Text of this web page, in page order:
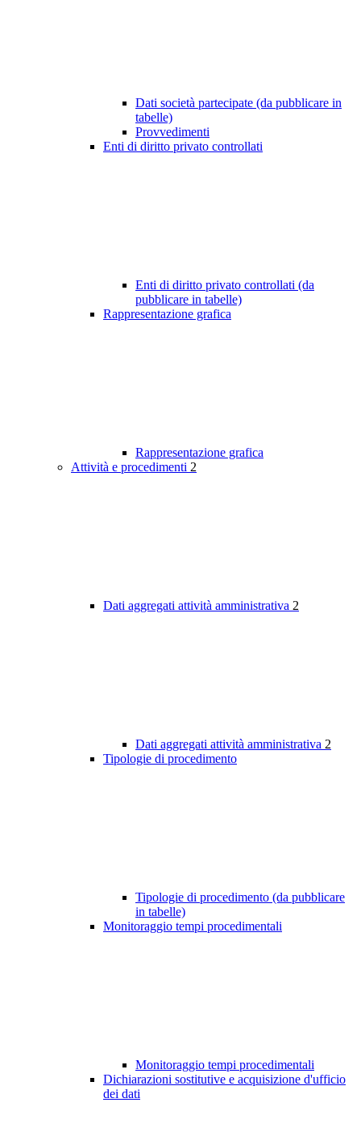
Dati società partecipate (da pubblicare in
tabelle)
Provvedimenti
Enti di diritto privato controllati
Enti di diritto privato controllati (da
pubblicare in tabelle)
Rappresentazione grafica
Rappresentazione grafica
Attività e procedimenti 2
Dati aggregati attività amministrativa 2
Dati aggregati attività amministrativa 2
Tipologie di procedimento
Tipologie di procedimento (da pubblicare
in tabelle)
Monitoraggio tempi procedimentali
Monitoraggio tempi procedimentali
Dichiarazioni sostitutive e acquisizione d'ufficio
dei dati